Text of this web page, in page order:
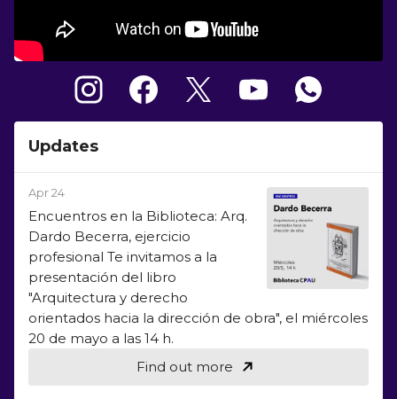
Updates
Apr 24
Encuentros en la Biblioteca: Arq.
Dardo Becerra, ejercicio
profesional Te invitamos a la
presentación del libro
"Arquitectura y derecho
orientados hacia la dirección de obra", el miércoles
20 de mayo a las 14 h.
Find out more